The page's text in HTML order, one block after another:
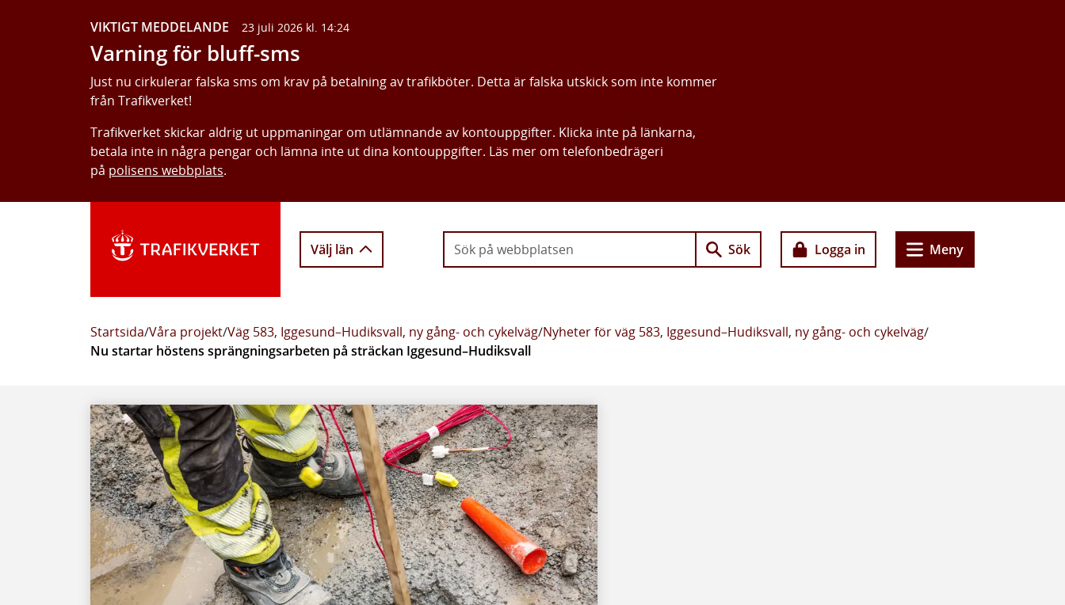
VIKTIGT MEDDELANDE 23 juli 2026 kl. 14:24
Varning för bluff-sms
Just nu cirkulerar falska sms om krav på betalning av trafikböter. Detta är falska utskick som inte kommer
från Trafikverket!
Trafikverket skickar aldrig ut uppmaningar om utlämnande av kontouppgifter. Klicka inte på länkarna,
betala inte in några pengar och lämna inte ut dina kontouppgifter. Läs mer om telefonbedrägeri
på polisens webbplats.
Välj län Sök Logga in Meny
Startsida/Våra projekt/Väg 583, Iggesund–Hudiksvall, ny gång- och cykelväg/Nyheter för väg 583, Iggesund–Hudiksvall, ny gång- och cykelväg/
Nu startar höstens sprängningsarbeten på sträckan Iggesund–Hudiksvall